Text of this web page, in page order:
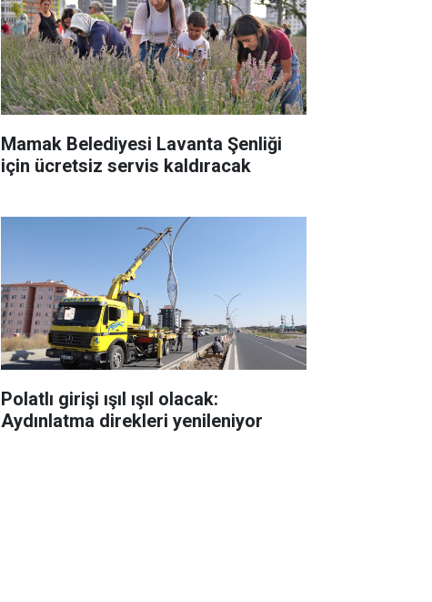
Mamak Belediyesi Lavanta Şenliği
için ücretsiz servis kaldıracak
Polatlı girişi ışıl ışıl olacak:
Aydınlatma direkleri yenileniyor